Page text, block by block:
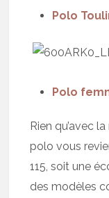
Polo
Polo
Rien qu’avec
polo vous
115, soit une
des modèles